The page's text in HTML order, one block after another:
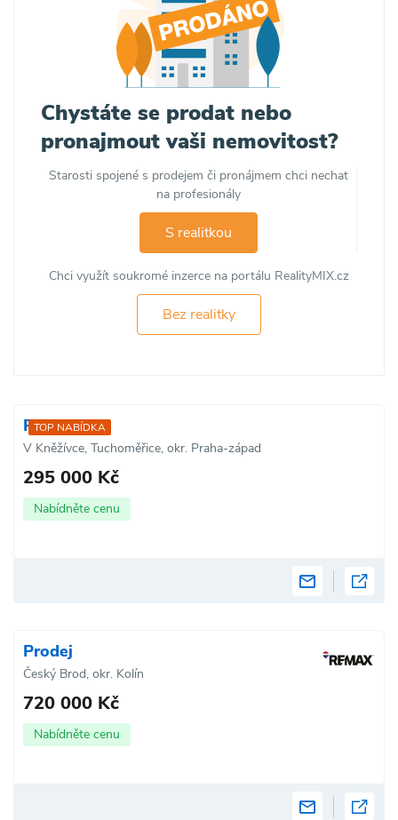
Chystáte se prodat nebo
pronajmout vaši nemovitost?
Starosti spojené s prodejem či pronájmem chci nechat
na profesionály
S realitkou
Chci využít soukromé inzerce na portálu RealityMIX.cz
Bez realitky
TOP NABÍDKA
Prodej
V Kněžívce, Tuchoměřice, okr. Praha-západ
295 000 Kč
Nabídněte cenu
Prodej
Český Brod, okr. Kolín
720 000 Kč
Nabídněte cenu